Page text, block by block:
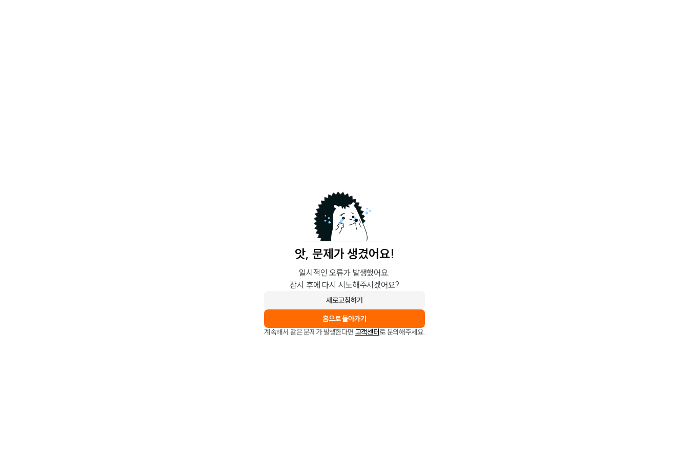
앗, 문제가 생겼어요!
일시적인 오류가 발생했어요.
잠시 후에 다시 시도해주시겠어요?
새로고침하기
홈으로 돌아가기
계속해서 같은 문제가 발생한다면 고객센터로 문의해주세요.